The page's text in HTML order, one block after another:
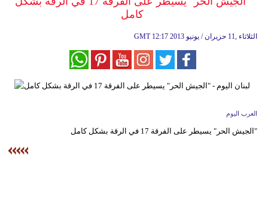
وموسيقى
كامل‏
GMT 12:17 2013 الثلاثاء ,11 حزيران / يونيو
العرب اليوم
"الجيش الحر" يسيطر على الفرقة 17 في الرقة بشكل كامل‏